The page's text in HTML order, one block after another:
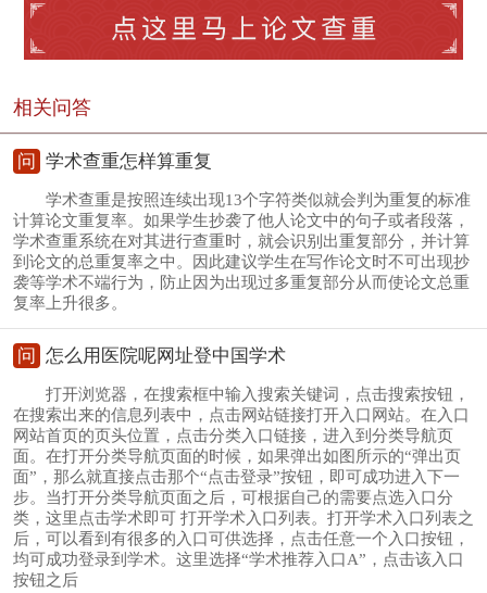
相关问答
问 学术查重怎样算重复
学术查重是按照连续出现13个字符类似就会判为重复的标准
计算论文重复率。如果学生抄袭了他人论文中的句子或者段落，
学术查重系统在对其进行查重时，就会识别出重复部分，并计算
到论文的总重复率之中。因此建议学生在写作论文时不可出现抄
袭等学术不端行为，防止因为出现过多重复部分从而使论文总重
复率上升很多。
问 怎么用医院呢网址登中国学术
打开浏览器，在搜索框中输入搜索关键词，点击搜索按钮，
在搜索出来的信息列表中，点击网站链接打开入口网站。在入口
网站首页的页头位置，点击分类入口链接，进入到分类导航页
面。在打开分类导航页面的时候，如果弹出如图所示的“弹出页
面”，那么就直接点击那个“点击登录”按钮，即可成功进入下一
步。当打开分类导航页面之后，可根据自己的需要点选入口分
类，这里点击学术即可 打开学术入口列表。打开学术入口列表之
后，可以看到有很多的入口可供选择，点击任意一个入口按钮，
均可成功登录到学术。这里选择“学术推荐入口A”，点击该入口
按钮之后